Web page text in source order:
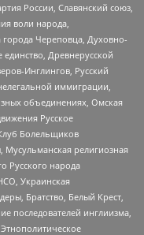
России, Славянский союз,
воли народа,
Череповца, Духовно-
Древнерусской
Инглингов, Русский
иммиграции,
объединениях, Омская
Русское
Болельщиков
религиозная
Русского народа
Украинская
Братство, Белый Крест,
последователей инглиизма,